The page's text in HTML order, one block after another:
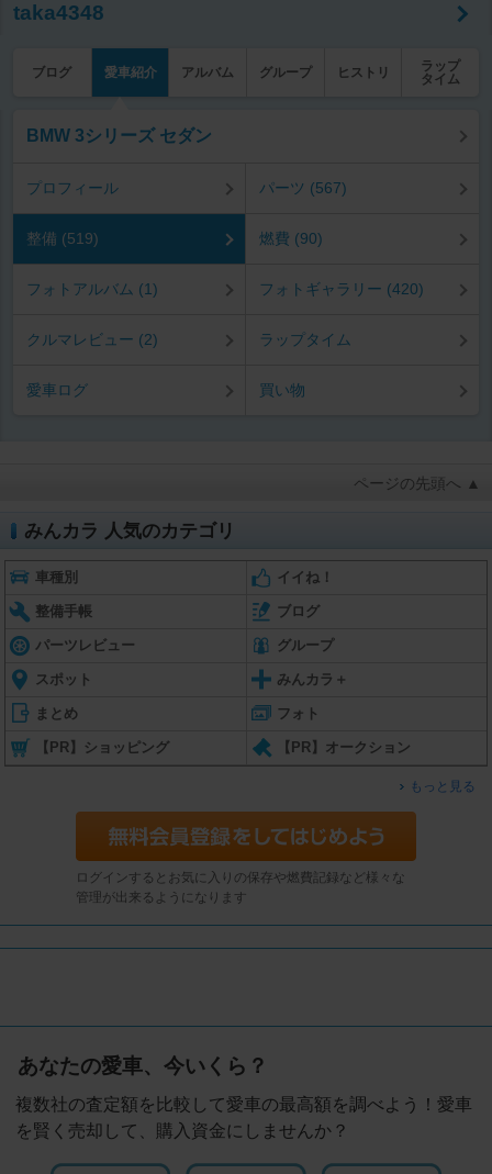
taka4348
ブログ 愛車紹介 アルバム グループ ヒストリ
ラップ
タイム
BMW 3シリーズ セダン
プロフィール パーツ (567)
整備 (519) 燃費 (90)
フォトアルバム (1) フォトギャラリー (420)
クルマレビュー (2) ラップタイム
愛車ログ 買い物
ページの先頭へ ▲
みんカラ 人気のカテゴリ
車種別 イイね！
整備手帳 ブログ
パーツレビュー グループ
スポット みんカラ＋
まとめ フォト
【PR】ショッピング 【PR】オークション
もっと見る
ログインするとお気に入りの保存や燃費記録など様々な
管理が出来るようになります
あなたの愛車、今いくら？
複数社の査定額を比較して愛車の最高額を調べよう！愛車
を賢く売却して、購入資金にしませんか？